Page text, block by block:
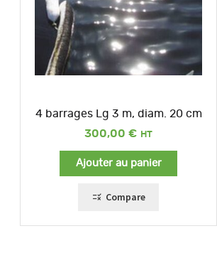
4 barrages Lg 3 m, diam. 20 cm
300,00 €
Ajouter au panier
Compare